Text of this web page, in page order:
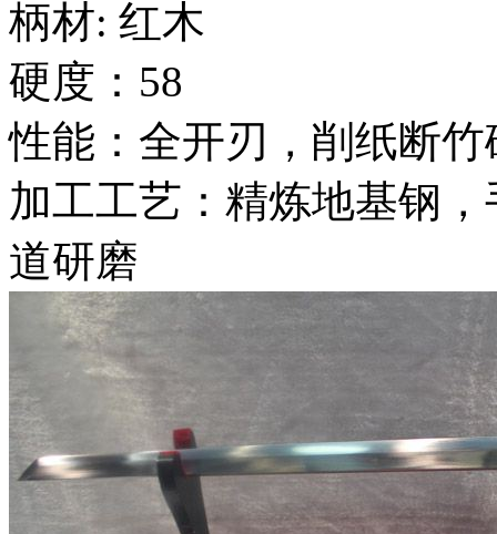
柄材: 红木
硬度：58
性能：全开刃，削纸断竹
加工工艺：精炼地基钢
道研磨